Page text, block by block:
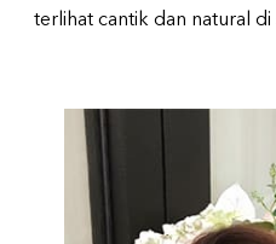
terlihat cantik dan natural